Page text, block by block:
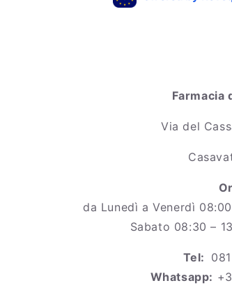
Farmacia
Via del
da Lunedì a Venerdì
Sabato 08:30 –
Tel:
Whatsapp: